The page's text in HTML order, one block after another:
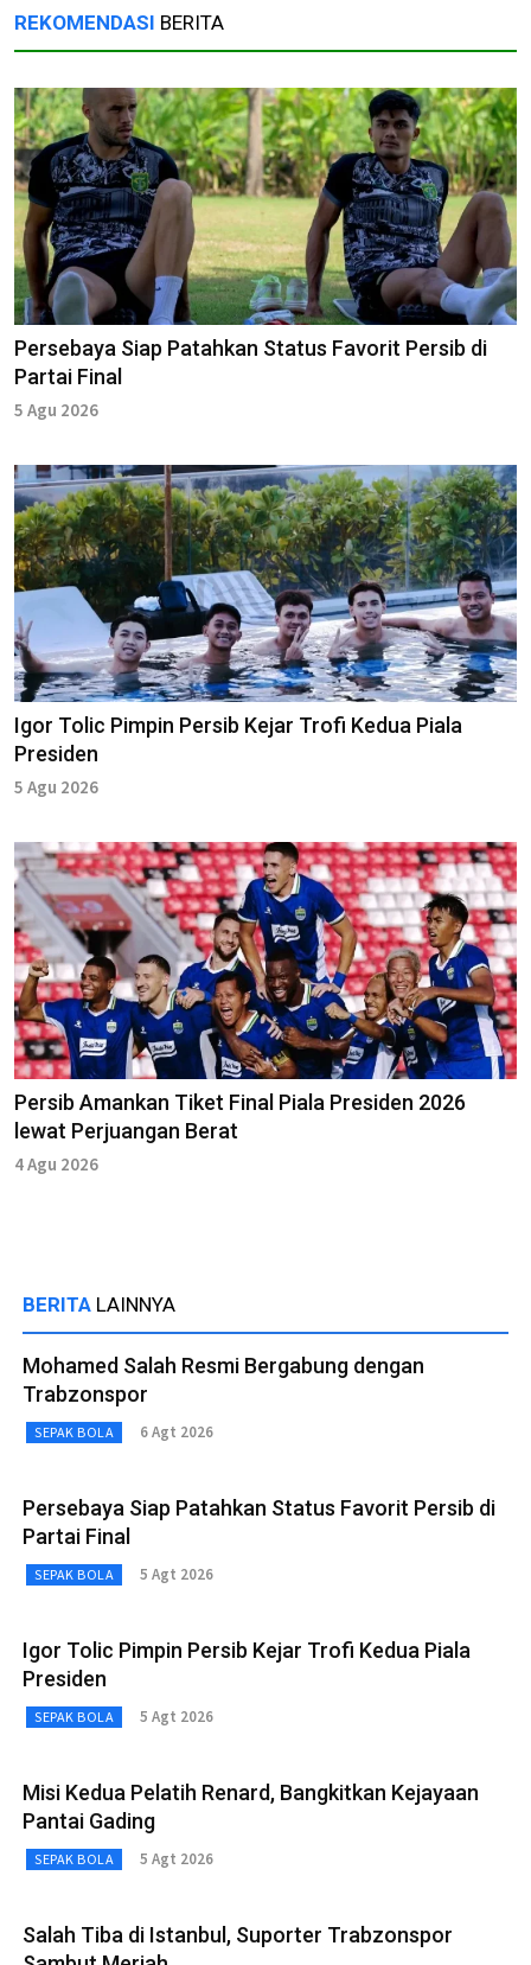
REKOMENDASI BERITA
Persebaya Siap Patahkan Status Favorit Persib di
Partai Final
5 Agu 2026
Igor Tolic Pimpin Persib Kejar Trofi Kedua Piala
Presiden
5 Agu 2026
Persib Amankan Tiket Final Piala Presiden 2026
lewat Perjuangan Berat
4 Agu 2026
BERITA LAINNYA
Mohamed Salah Resmi Bergabung dengan
Trabzonspor
SEPAK BOLA 6 Agt 2026
Persebaya Siap Patahkan Status Favorit Persib di
Partai Final
SEPAK BOLA 5 Agt 2026
Igor Tolic Pimpin Persib Kejar Trofi Kedua Piala
Presiden
SEPAK BOLA 5 Agt 2026
Misi Kedua Pelatih Renard, Bangkitkan Kejayaan
Pantai Gading
SEPAK BOLA 5 Agt 2026
Salah Tiba di Istanbul, Suporter Trabzonspor